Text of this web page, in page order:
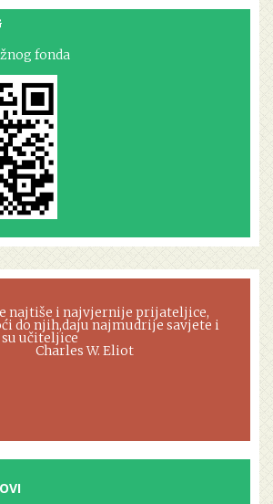
fonda
najtiše i najvjernije prijateljice,
do njih,daju najmudrije savjete i
učiteljice
W. Eliot